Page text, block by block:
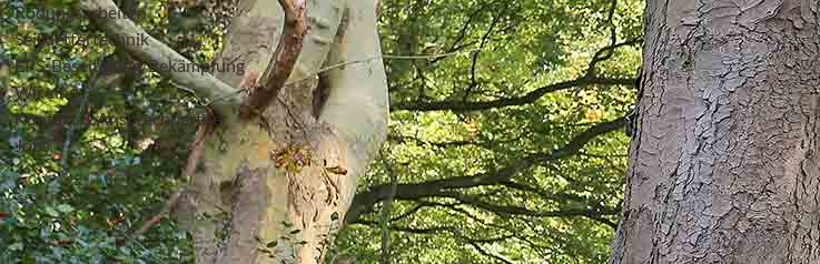
Rodungsarbeiten
Seilklettertechnik
EPS-Beseitigung/Bekämpfung
Wir sind ...
Kontakt & Ansprechpartner
Jobs